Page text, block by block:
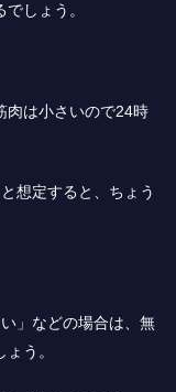
しょう。
肉は小さいので24時
想定すると、ちょう
」などの場合は、無
う。